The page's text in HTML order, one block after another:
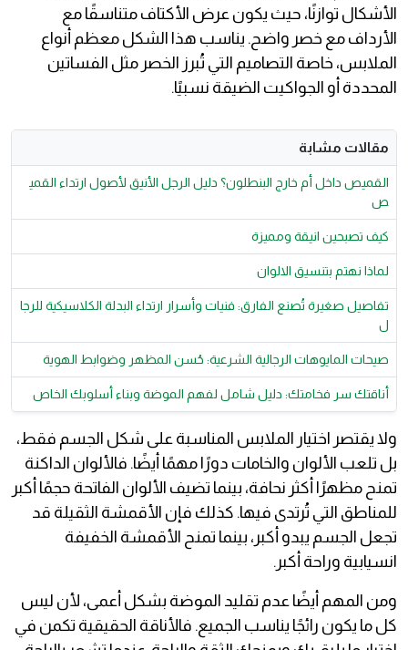
الأشكال توازنًا، حيث يكون عرض الأكتاف متناسقًا مع
الأرداف مع خصر واضح. يناسب هذا الشكل معظم أنواع
الملابس، خاصة التصاميم التي تُبرز الخصر مثل الفساتين
المحددة أو الجواكيت الضيقة نسبيًا.
مقالات مشابة
القميص داخل أم خارج البنطلون؟ دليل الرجل الأنيق لأصول ارتداء القمي
ص
كيف تصبحين انيقة ومميزة
لماذا نهتم بتنسيق الالوان
تفاصيل صغيرة تُصنع الفارق: فنيات وأسرار ارتداء البدلة الكلاسيكية للرجا
ل
صيحات المايوهات الرجالية الشرعية: حُسن المظهر وضوابط الهوية
أناقتك سر فخامتك: دليل شامل لفهم الموضة وبناء أسلوبك الخاص
ولا يقتصر اختيار الملابس المناسبة على شكل الجسم فقط،
بل تلعب الألوان والخامات دورًا مهمًا أيضًا. فالألوان الداكنة
تمنح مظهرًا أكثر نحافة، بينما تضيف الألوان الفاتحة حجمًا أكبر
للمناطق التي تُرتدى فيها. كذلك فإن الأقمشة الثقيلة قد
تجعل الجسم يبدو أكبر، بينما تمنح الأقمشة الخفيفة
انسيابية وراحة أكبر.
ومن المهم أيضًا عدم تقليد الموضة بشكل أعمى، لأن ليس
كل ما يكون رائجًا يناسب الجميع. فالأناقة الحقيقية تكمن في